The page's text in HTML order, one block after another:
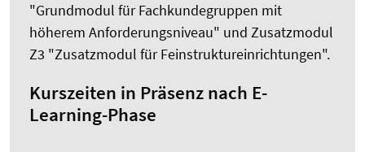
"Grundmodul für Fachkundegruppen mit
höherem Anforderungsniveau" und Zusatzmodul
Z3 "Zusatzmodul für Feinstruktureinrichtungen".
Kurszeiten in Präsenz nach E-
Learning-Phase